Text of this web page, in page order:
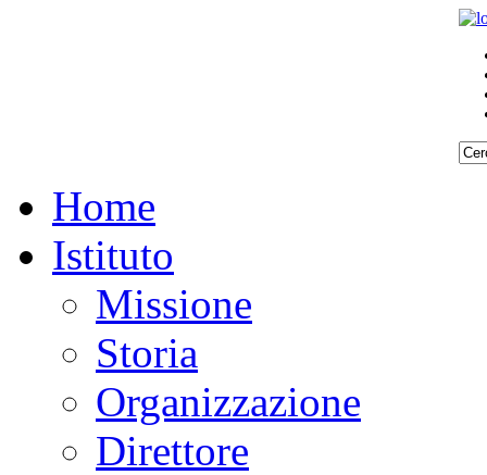
Home
Istituto
Missione
Storia
Organizzazione
Direttore